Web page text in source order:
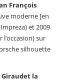
François
moderne [en
et 2009
sur
silhouette
la